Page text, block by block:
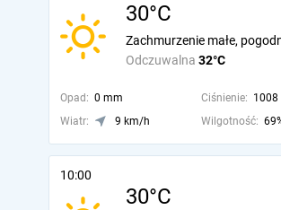
30°C
Odczuwalna 32°C
Zachmurzenie małe,
Opad: 0 mm Ciśnienie: 1008
Wiatr:
9 km/h Wilgotność:
10:00
30°C